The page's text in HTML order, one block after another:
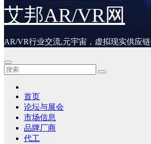
艾邦AR/VR网
AR/VR行业交流,元宇宙，虚拟现实供应链
首页
论坛与展会
市场信息
品牌厂商
代工